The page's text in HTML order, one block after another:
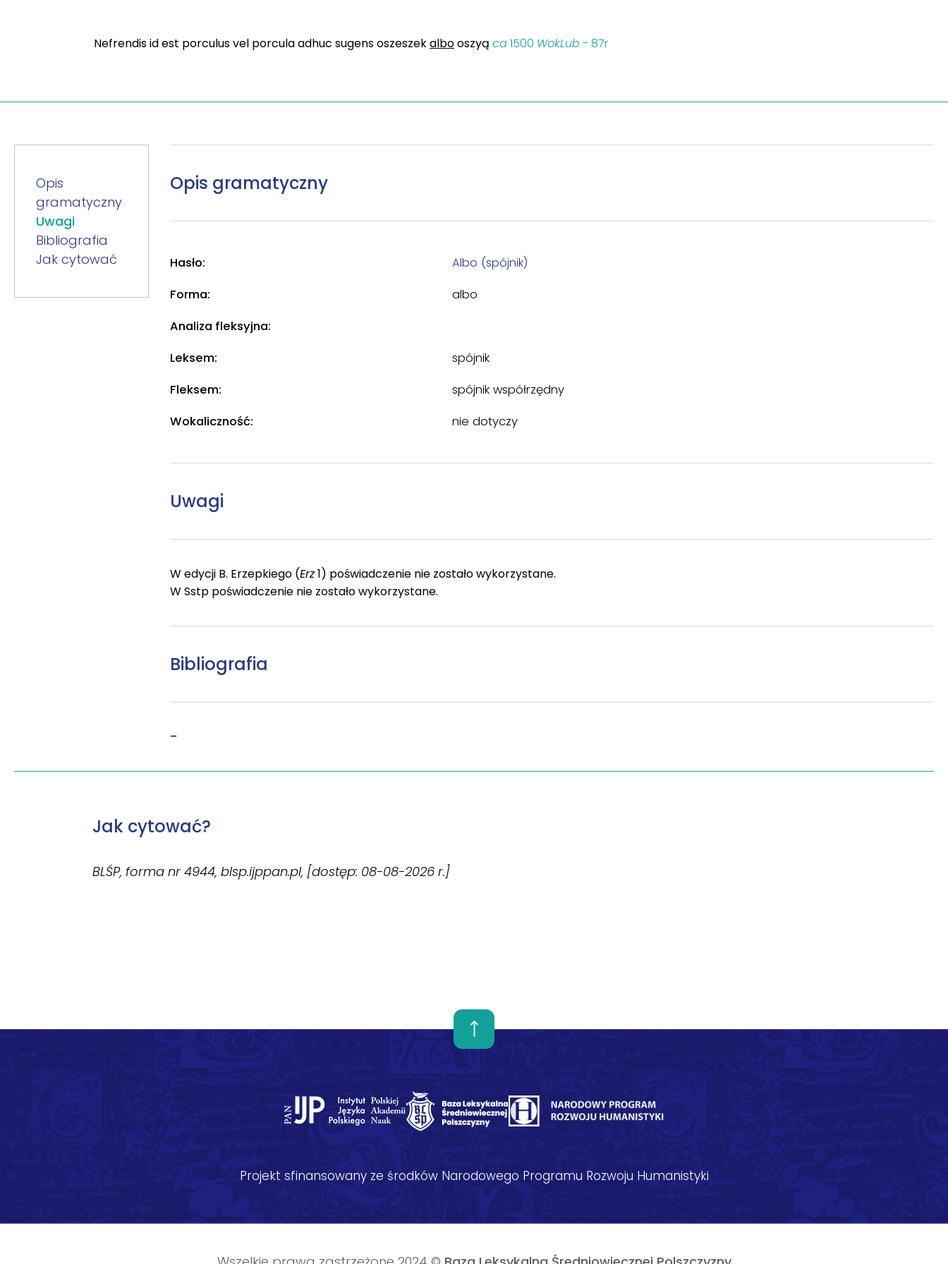
Nefrendis id est porculus vel porcula adhuc sugens oszeszekalbooszyą ca1500 WokLub - 87r
Opis
gramatyczny
Uwagi
Bibliografia
Jak cytować
Opis gramatyczny
Hasło:
Albo (spójnik)
Forma:
albo
Analiza fleksyjna:
Leksem:
spójnik
Fleksem:
spójnik współrzędny
Wokaliczność:
nie dotyczy
Uwagi
W edycji B. Erzepkiego (Erz1) poświadczenie nie zostało wykorzystane.
W Sstp poświadczenie nie zostało wykorzystane.
Bibliografia
–
Jak cytować?
BLŚP, forma nr 4944, blsp.ijppan.pl, [dostęp: 08-08-2026 r.]
Projekt sfinansowany ze środków Narodowego Programu Rozwoju Humanistyki